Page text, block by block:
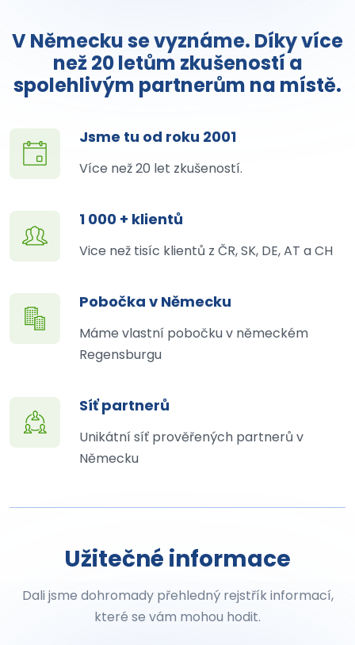
V Německu se vyznáme. Díky více
než 20 letům zkušeností a
spolehlivým partnerům na místě.
Jsme tu od roku 2001
Více než 20 let zkušeností.
1 000 + klientů
Vice než tisíc klientů z ČR, SK, DE, AT a CH
Pobočka v Německu
Máme vlastní pobočku v německém
Regensburgu
Síť partnerů
Unikátní síť prověřených partnerů v
Německu
Užitečné informace
Dali jsme dohromady přehledný rejstřík informací,
které se vám mohou hodit.